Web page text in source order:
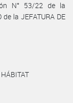
N° 53/22 de la
de la JEFATURA DE